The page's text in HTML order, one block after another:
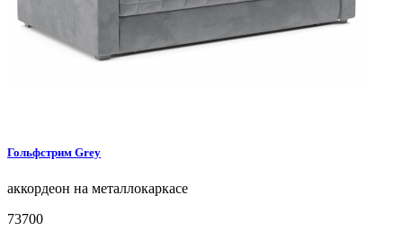
Гольфстрим Grey
аккордеон на металлокаркасе
73700